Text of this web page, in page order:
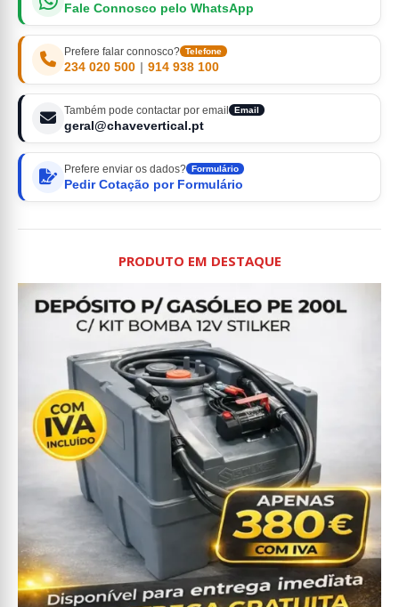
Fale Connosco pelo WhatsApp
Prefere falar connosco? Telefone
234 020 500 | 914 938 100
Também pode contactar por email Email
geral@chavevertical.pt
Prefere enviar os dados? Formulário
Pedir Cotação por Formulário
PRODUTO EM DESTAQUE